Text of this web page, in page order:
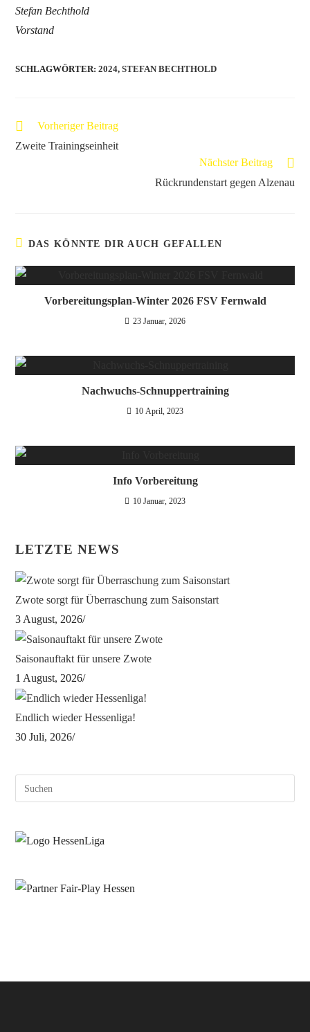
Stefan Bechthold
Vorstand
SCHLAGWÖRTER:2024, STEFAN BECHTHOLD
Vorheriger Beitrag
Zweite Trainingseinheit
Nächster Beitrag
Rückrundenstart gegen Alzenau
DAS KÖNNTE DIR AUCH GEFALLEN
Vorbereitungsplan-Winter 2026 FSV Fernwald
23 Januar, 2026
Nachwuchs-Schnuppertraining
10 April, 2023
Info Vorbereitung
10 Januar, 2023
LETZTE NEWS
Zwote sorgt für Überraschung zum Saisonstart
3 August, 2026/
Saisonauftakt für unsere Zwote
1 August, 2026/
Endlich wieder Hessenliga!
30 Juli, 2026/